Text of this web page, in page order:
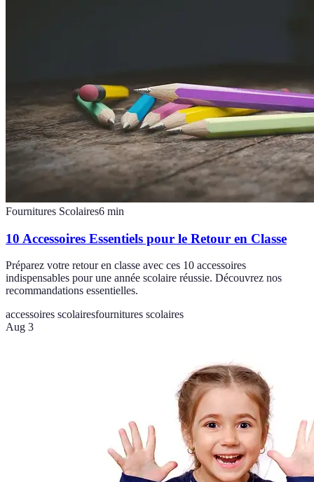
Fournitures Scolaires6 min
10 Accessoires Essentiels pour le Retour en Classe
Préparez votre retour en classe avec ces 10 accessoires
indispensables pour une année scolaire réussie. Découvrez nos
recommandations essentielles.
accessoires scolairesfournitures scolaires
Aug 3